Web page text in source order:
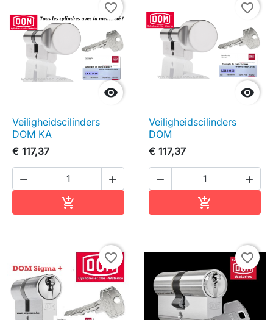

favorite_border
Veiligheidscilinders
DOM KA
€ 117,37
 


favorite_border
Veiligheidscilinders
DOM
€ 117,37
 

favorite_border favorite_border